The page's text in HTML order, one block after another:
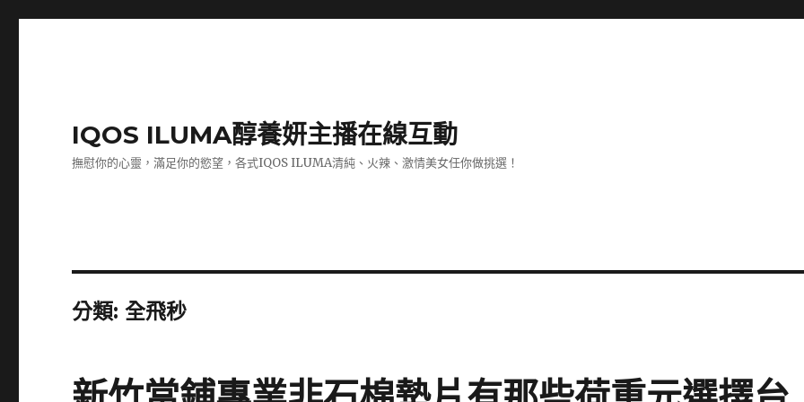
IQOS ILUMA醇養妍主播在線互動
撫慰你的心靈，滿足你的慾望，各式IQOS ILUMA清純、火辣、激情美女任你做挑選！
分類:全飛秒